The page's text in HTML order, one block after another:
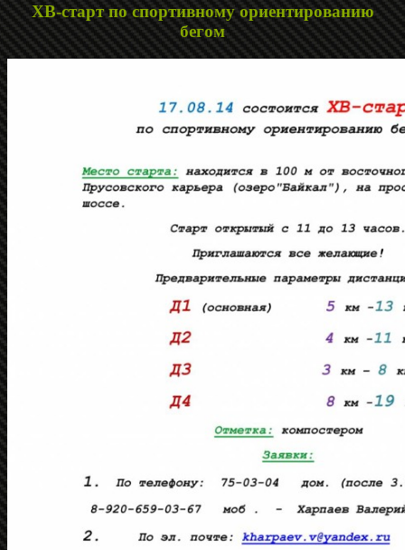
ХВ-старт по спортивному ориентированию
бегом